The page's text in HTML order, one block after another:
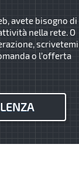
avete bisogno di
nella rete. O
scrivetemi
o l’offerta